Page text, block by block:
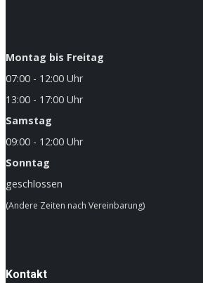
Montag bis Freitag
07:00 - 12:00 Uhr
13:00 - 17:00 Uhr
Samstag
09:00 - 12:00 Uhr
Sonntag
geschlossen
(Andere Zeiten nach Vereinbarung)
Kontakt